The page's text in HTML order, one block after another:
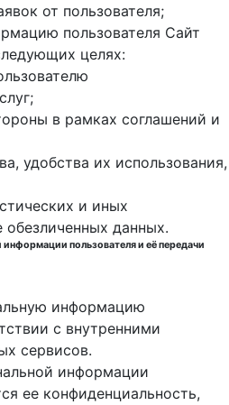
от пользователя;
пользователя Сайт
целях:
в рамках соглашений и
удобства их использования,
и иных
обезличенных данных.
пользователя и её передачи
информацию
с внутренними
сервисов.
информации
ее конфиденциальность,